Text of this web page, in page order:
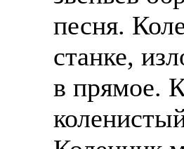
песня.
станке,
в прямое.